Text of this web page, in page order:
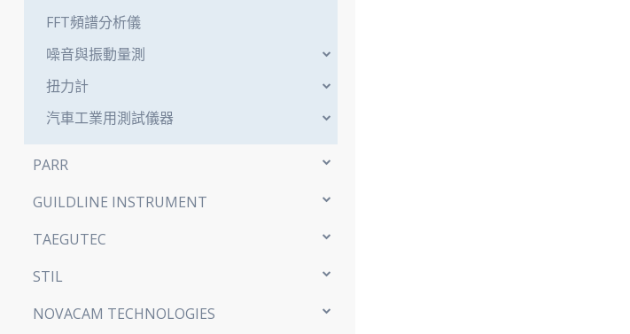
FFT頻譜分析儀
噪音與振動量測
扭力計
汽車工業用測試儀器
PARR
GUILDLINE INSTRUMENT
TAEGUTEC
STIL
NOVACAM TECHNOLOGIES